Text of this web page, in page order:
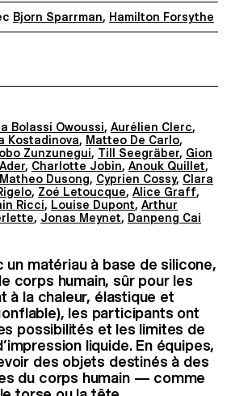
Bjorn Sparrman, Hamilton Forsythe
Bolassi Owoussi, Aurélien Clerc,
Kostadinova, Matteo De Carlo,
Zunzunegui, Till Seegräber, Gion
, Charlotte Jobin, Anouk Quillet,
Matheo Dusong, Cyprien Cossy, Clara
, Zoé Letoucque, Alice Graff,
Ricci, Louise Dupont, Arthur
, Jonas Meynet, Danpeng Cai
un matériau à base de silicone,
corps humain, sûr pour les
à la chaleur, élastique et
les participants ont
possibilités et les limites de
liquide. En équipes,
des objets destinés à des
du corps humain — comme